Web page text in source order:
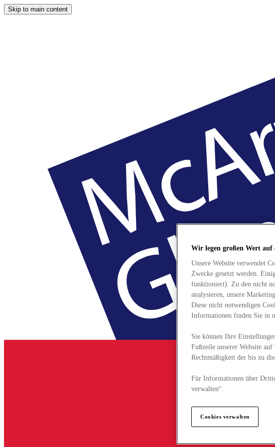
Skip to main content
Wir legen großen Wert auf
Unsere Website verwendet
Zwecke gesetzt werden.
funktioniert). Zu den nicht
analysieren, unsere
Diese nicht notwendigen
Informationen finden Sie in
Sie können Ihre
Fußzeile unserer Website
Rechtmäßigkeit der bis zu
Für Informationen über
verwalten“.
Cookies verwalten